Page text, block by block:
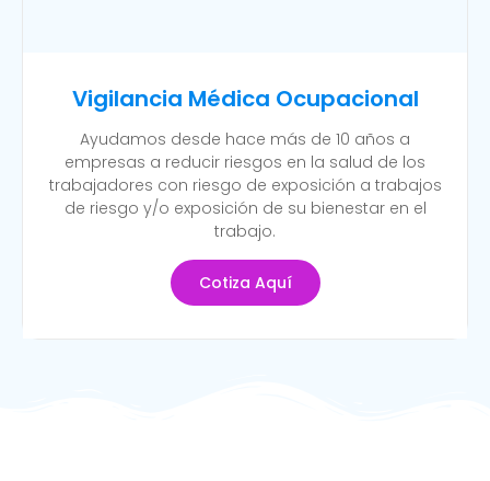
Vigilancia Médica Ocupacional
Ayudamos desde hace más de 10 años a
empresas a reducir riesgos en la salud de los
trabajadores con riesgo de exposición a trabajos
de riesgo y/o exposición de su bienestar en el
trabajo.
Cotiza Aquí